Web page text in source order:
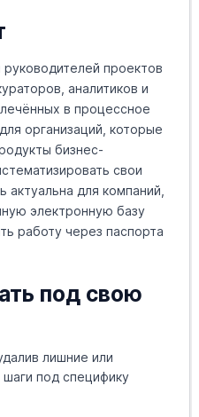
проектов
аналитиков и
в процессное
организаций, которые
бизнес-
свои
для компаний,
электронную базу
работу через паспорта
под свою
лишние или
под специфику